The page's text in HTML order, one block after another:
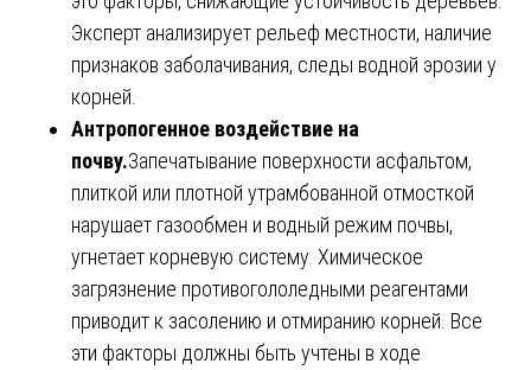
Эксперт анализирует рельеф местности, наличие
признаков заболачивания, следы водной эрозии у
корней.
Антропогенное воздействие на
почву.Запечатывание поверхности асфальтом,
плиткой или плотной утрамбованной отмосткой
нарушает газообмен и водный режим почвы,
угнетает корневую систему. Химическое
загрязнение противогололедными реагентами
приводит к засолению и отмиранию корней. Все
эти факторы должны быть учтены в ходе